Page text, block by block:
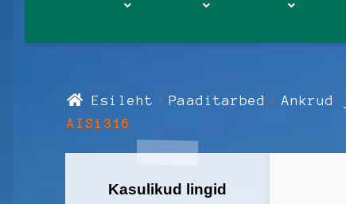
Esileht Paaditarbed Ankrud
AISi316
Kasulikud lingid